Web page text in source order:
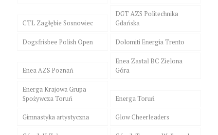
CTL Zagłębie Sosnowiec
DGT AZS Politechnika
Gdańska
Dogsfrisbee Polish Open Dolomiti Energia Trento
Enea AZS Poznań
Enea Zastal BC Zielona
Góra
Energa Krajowa Grupa
Spożywcza Toruń
Energa Toruń
Gimnastyka artystyczna Glow Cheerleaders